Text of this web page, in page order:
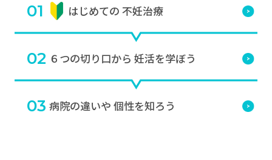
01 はじめての 不妊治療
02 ６つの切り口から 妊活を学ぼう
03 病院の違いや 個性を知ろう